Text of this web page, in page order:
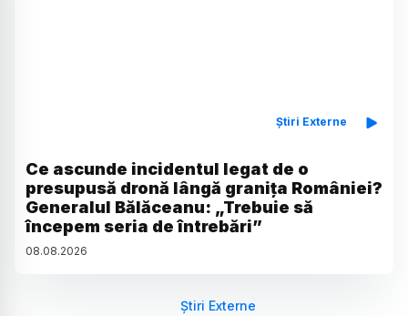
Știri Externe
Ce ascunde incidentul legat de o
presupusă dronă lângă granița României?
Generalul Bălăceanu: „Trebuie să
începem seria de întrebări”
08.08.2026
Știri Externe